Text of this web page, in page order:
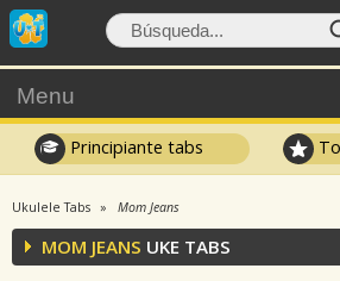
Menu
Principiante tabs
Ukulele Tabs Mom Jeans
MOM JEANS UKE TABS